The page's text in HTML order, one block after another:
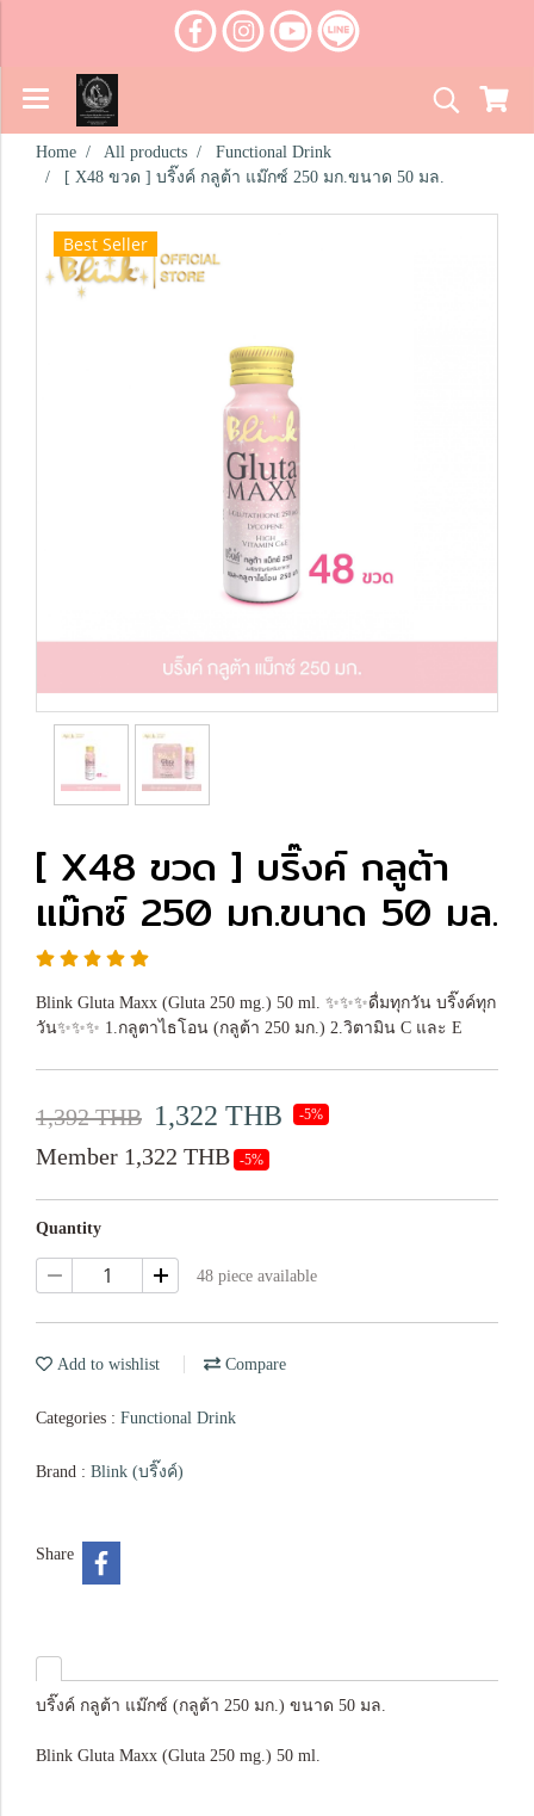
Home All products
Functional Drink
[ X48 ขวด ] บริ๊งค์ กลูต้า แม๊กซ์ 250 มก.ขนาด 50 มล.
Best Seller
[ X48 ขวด ] บริ๊งค์ กลูต้า
แม๊กซ์ 250 มก.ขนาด 50 มล.
Blink Gluta Maxx (Gluta 250 mg.) 50 ml. ✨✨✨ดื่มทุกวัน บริ๊งค์ทุก
วัน✨✨✨ 1.กลูตาไธโอน (กลูต้า 250 มก.) 2.วิตามิน C และ E
1,392 THB 1,322 THB -5%
Member 1,322 THB -5%
Quantity
48 piece available
Add to wishlist Compare
Categories : Functional Drink
Brand : Blink (บริ๊งค์)
Share
บริ๊งค์ กลูต้า แม๊กซ์ (กลูต้า 250 มก.) ขนาด 50 มล.
Blink Gluta Maxx (Gluta 250 mg.) 50 ml.